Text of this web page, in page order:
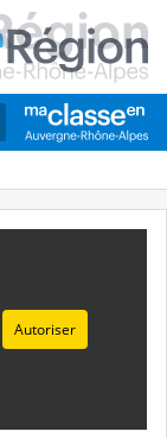
Autoriser